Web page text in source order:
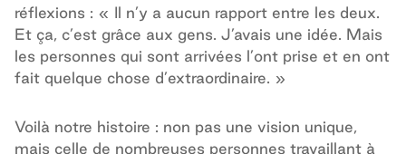
réflexions : « Il n’y a aucun rapport entre les deux.
Et ça, c’est grâce aux gens. J’avais une idée. Mais
les personnes qui sont arrivées l’ont prise et en ont
fait quelque chose d’extraordinaire. »
Voilà notre histoire : non pas une vision unique,
mais celle de nombreuses personnes travaillant à